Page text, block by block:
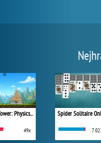
One Shot Tower: Physics Destroyer
49x
Spider Solitaire
7